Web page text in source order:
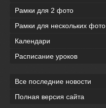
Рамки для 2 фото
Рамки для нескольких фото
Календари
Расписание уроков
Все последние новости
Полная версия сайта